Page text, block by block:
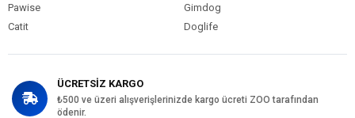
Pawise
Gimdog
Catit
Doglife
ÜCRETSİZ KARGO
₺500 ve üzeri alışverişlerinizde kargo ücreti ZOO tarafından
ödenir.